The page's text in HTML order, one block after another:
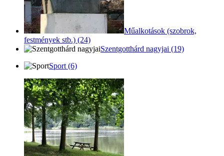
Műalkotások (szobrok,
festmények stb.) (24)
Szentgotthárd nagyjai (19)
Sport (6)